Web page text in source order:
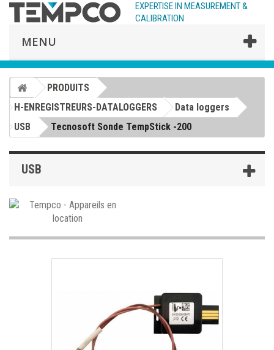
EXPERTISE IN MEASUREMENT &
CALIBRATION
MENU
PRODUITS
H-ENREGISTREURS-DATALOGGERS
Data loggers
USB
Tecnosoft Sonde TempStick -200
USB